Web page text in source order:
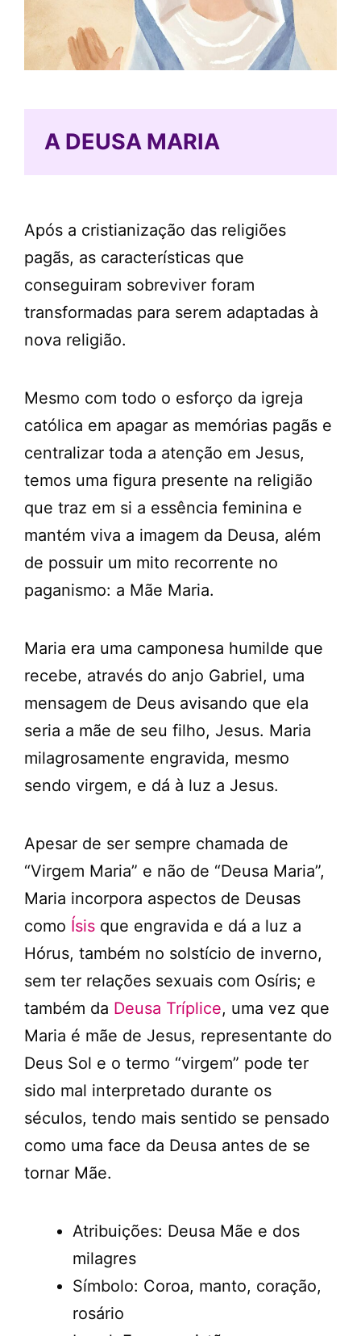
A DEUSA MARIA
Após a cristianização das religiões
pagãs, as características que
conseguiram sobreviver foram
transformadas para serem adaptadas à
nova religião.
Mesmo com todo o esforço da igreja
católica em apagar as memórias pagãs e
centralizar toda a atenção em Jesus,
temos uma figura presente na religião
que traz em si a essência feminina e
mantém viva a imagem da Deusa, além
de possuir um mito recorrente no
paganismo: a Mãe Maria.
Maria era uma camponesa humilde que
recebe, através do anjo Gabriel, uma
mensagem de Deus avisando que ela
seria a mãe de seu filho, Jesus. Maria
milagrosamente engravida, mesmo
sendo virgem, e dá à luz a Jesus.
Apesar de ser sempre chamada de
“Virgem Maria” e não de “Deusa Maria”,
Maria incorpora aspectos de Deusas
como Ísis que engravida e dá a luz a
Hórus, também no solstício de inverno,
sem ter relações sexuais com Osíris; e
também da Deusa Tríplice, uma vez que
Maria é mãe de Jesus, representante do
Deus Sol e o termo “virgem” pode ter
sido mal interpretado durante os
séculos, tendo mais sentido se pensado
como uma face da Deusa antes de se
tornar Mãe.
Atribuições: Deusa Mãe e dos
milagres
Símbolo: Coroa, manto, coração,
rosário